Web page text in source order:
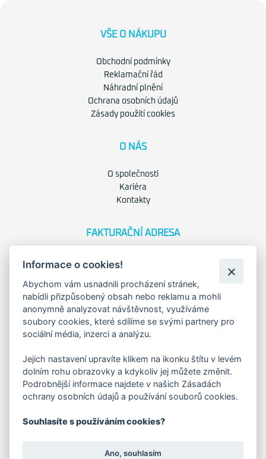
VŠE O NÁKUPU
Obchodní podmínky
Reklamační řád
Náhradní plnění
Ochrana osobních údajů
Zásady použití cookies
O NÁS
O společnosti
Kariéra
Kontakty
FAKTURAČNÍ ADRESA
Družstevní 1394/12
Praha 4 - Nusle, 140 00
DIČ: CZ28404009
KORESP. ADRESA A SKLAD
Lutopecny 159 (areál bývalého ZD)
Kroměříž, 767 01
+420 725 017 295
Informace o cookies!
Abychom vám usnadnili procházení stránek,
nabídli přizpůsobený obsah nebo reklamu a mohli
anonymně analyzovat návštěvnost, využíváme
soubory cookies, které sdílíme se svými partnery pro
sociální média, inzerci a analýzu.
Jejich nastavení upravíte klikem na ikonku štítu v levém
dolním rohu obrazovky a kdykoliv jej můžete změnit.
Podrobnější informace najdete v našich Zásadách
ochrany osobních údajů a používání souborů cookies.
Souhlasíte s používáním cookies?
Ano, souhlasím